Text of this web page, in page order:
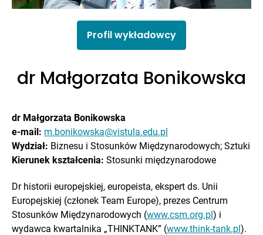
Profil wykładowcy
dr Małgorzata Bonikowska
dr Małgorzata Bonikowska
e-mail: m.bonikowska@vistula.edu.pl
Wydział: Biznesu i Stosunków Międzynarodowych; Sztuki
Kierunek kształcenia: Stosunki międzynarodowe
Dr historii europejskiej, europeista, ekspert ds. Unii
Europejskiej (członek Team Europe), prezes Centrum
Stosunków Międzynarodowych (www.csm.org.pl) i
wydawca kwartalnika „THINKTANK” (www.think-tank.pl).